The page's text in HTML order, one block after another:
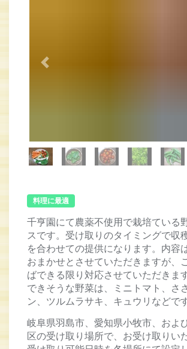
Previous
料理に最適
千亨園にて農薬不使用で栽培ている
スです。受け取りのタイミングで収
を合わせての提供になります。内容
おまかせとさせていただきますが、
ばできる限り対応させていただきま
できそうな野菜は、ミニトマト、さ
ン、ツルムラサキ、キュウリなどです
岐阜県羽島市、愛知県小牧市、およ
区の受け取り場所で、お受け取りい